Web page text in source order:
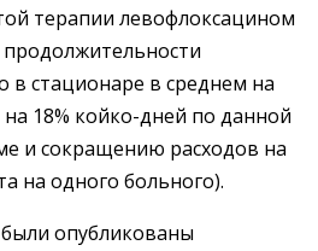
терапии левофлоксацином
в стационаре в среднем на
18% койко-дней по данной
и сокращению расходов на
на одного больного).
опубликованы